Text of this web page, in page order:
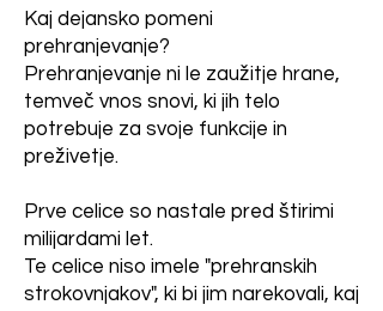
Kaj dejansko pomeni
prehranjevanje?
Prehranjevanje ni le zaužitje hrane,
temveč vnos snovi, ki jih telo
potrebuje za svoje funkcije in
preživetje.
Prve celice so nastale pred štirimi
milijardami let.
Te celice niso imele "prehranskih
strokovnjakov", ki bi jim narekovali, kaj